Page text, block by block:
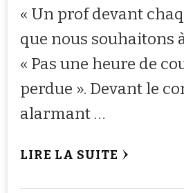
« Un prof devant
que nous souhaitons à
« Pas une heure de
perdue ». Devant le
alarmant …
LIRE LA SUITE